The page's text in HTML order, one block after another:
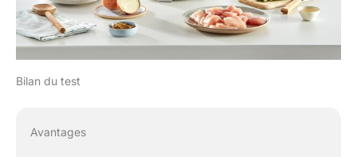
Bilan du test
Avantages